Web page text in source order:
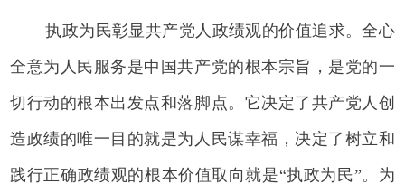
执政为民彰显共产党人政绩观的价值追求。全心
全意为人民服务是中国共产党的根本宗旨，是党的一
切行动的根本出发点和落脚点。它决定了共产党人创
造政绩的唯一目的就是为人民谋幸福，决定了树立和
践行正确政绩观的根本价值取向就是“执政为民”。为